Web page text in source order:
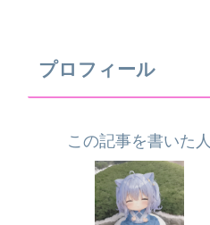
プロフィール
この記事を書いた人